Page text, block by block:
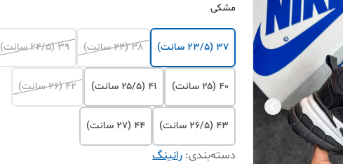
مشکی
۳۷‌ (۲۳/۵ سانت) ۳۸ (۲۴ سانت) ۳۹ (۲۴/۵ سانت)
۴۰ (۲۵ سانت) ۴۱ (۲۵/۵ سانت) ۴۲ (۲۶ سانت)
۴۳ (۲۶/۵ سانت) ۴۴ (۲۷ سانت)
دسته‌بندی: رانینگ